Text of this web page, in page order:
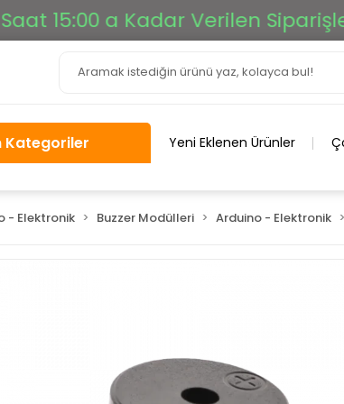
15:00 a Kadar Verilen Siparişler
Kategoriler Yeni Eklenen Ürünler
- Elektronik Buzzer Modülleri Arduino - Elektronik